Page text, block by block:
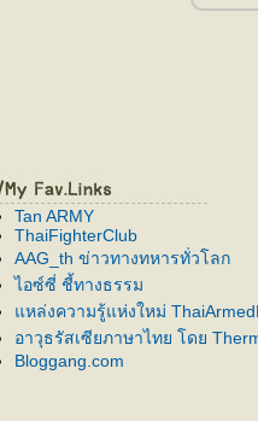
Tan ARMY
ThaiFighterClub
AAG_th ข่าวทางทหารทั่วโลก
ไอซ์ซี่ ชี้ทางธรรม
หล่งความรู้แห่งใหม่
อาวุธรัสเซียภาษาไทย โดย
Bloggang.com